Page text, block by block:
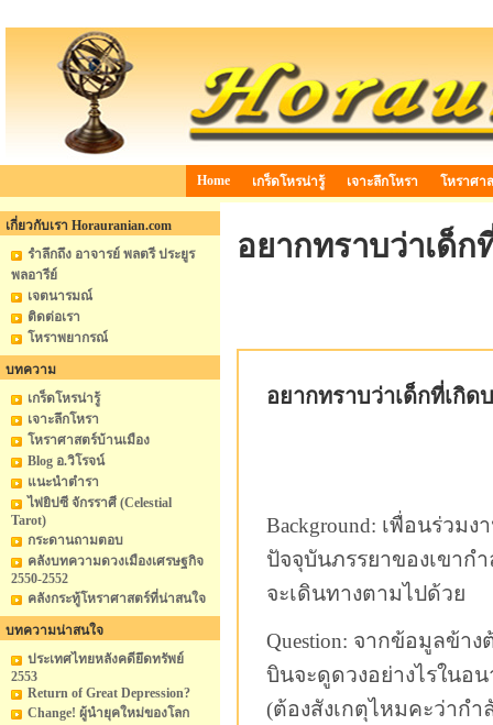
Home เกร็ดโหรน่ารู้ เจาะลึกโหรา โหราศา
เกี่ยวกับเรา Horauranian.com
รำลึกถึง อาจารย์ พลตรี ประยูร
พลอารีย์
เจตนารมณ์
ติดต่อเรา
โหราพยากรณ์
บทความ
เกร็ดโหรน่ารู้
เจาะลึกโหรา
โหราศาสตร์บ้านเมือง
Blog อ.วิโรจน์
แนะนำตำรา
ไพ่ยิปซี จักรราศี (Celestial
Tarot)
กระดานถามตอบ
คลังบทความดวงเมืองเศรษฐกิจ
2550-2552
คลังกระทู้โหราศาสตร์ที่น่าสนใจ
บทความน่าสนใจ
ประเทศไทยหลังคดียึดทรัพย์
2553
Return of Great Depression?
Change! ผู้นำยุคใหม่ของโลก
อยากทราบว่าเด็ก
อยากทราบว่าเด็กที่เกิด
Background: เพื่อนร่วม
ปัจจุบันภรรยาของเขาก
จะเดินทางตามไปด้วย
Question: จากข้อมูลข้า
บินจะดูดวงอย่างไรในอ
(ต้องสังเกตุไหมคะว่าก